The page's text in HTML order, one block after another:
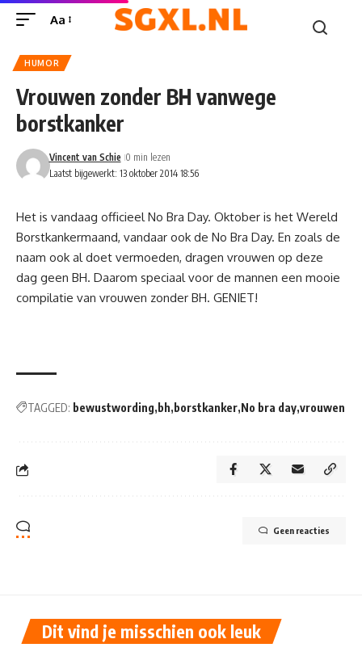
Aa
HUMOR
Vrouwen zonder BH vanwege
borstkanker
Laatst bijgewerkt: 13 oktober 2014 18:56
Vincent van Schie 0 min lezen
Het is vandaag officieel No Bra Day. Oktober is het Wereld
Borstkankermaand, vandaar ook de No Bra Day. En zoals de
naam ook al doet vermoeden, dragen vrouwen op deze
dag geen BH. Daarom speciaal voor de mannen een mooie
compilatie van vrouwen zonder BH. GENIET!
TAGGED: bewustwording bh borstkanker No bra day vrouwen
Geen reacties
Dit vind je misschien ook leuk